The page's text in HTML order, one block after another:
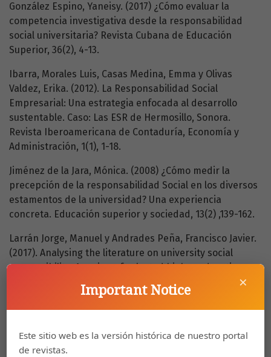
González Espino, Yaneisy. (2017) ¿Cómo evaluar la
competencia investigativa desde la responsabilidad
social universitaria? Revista Cubana de Educación
Superior, 36(2), 4-13.
Ibarra, Morales Luis, Casas Medina, Emma y Olivas
Valdez, Erika. (2012). La Responsabilidad Social
Empresarial: Una estrategia enfocada al desarrollo
sustentable. Caso: Las ESR de Hermosillo, Sonora.
Revista Iberoamericana de Contaduría, Economía y
Administración, 1(1), 1-18.
Jiménez de la Jara, Mónica. (2008) ¿Cómo medir la
precepción de la responsabilidad Social en los diversos
estamentos de la universidad? Una experiencia
concreta. Educación superior y sociedad, 13(2) ,139-162.
Larrán Jorge, Manuel y Andrades Peña, Francisco Javier.
(2017). Analysing the literature on university social
responsibility: A review of selected higher education
journals. Higher Education Quarterly, 71(4), 302-319.
doi:10.1111/hequ.12122
Cornelio. (2016). La innovación educativa en el ámbito de
la responsabilidad social universitaria. Revista Cubana
×
Important Notice
Este sitio web es la versión histórica de nuestro portal
de revistas.